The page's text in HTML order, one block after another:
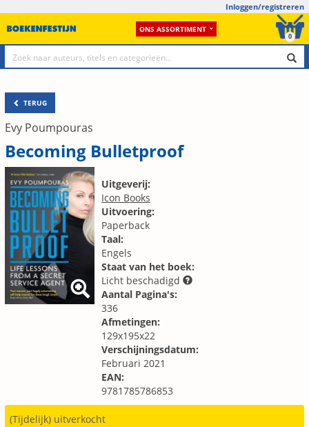
Inloggen/registreren
ONS ASSORTIMENT
0
TERUG
Evy Poumpouras
Becoming Bulletproof
Uitgeverij:
Icon Books
Uitvoering:
Paperback
Taal:
Engels
Staat van het boek:
Licht beschadigd
Aantal Pagina's:
336
Afmetingen:
129x195x22
Verschijningsdatum:
Februari 2021
EAN:
9781785786853
(Tijdelijk) uitverkocht